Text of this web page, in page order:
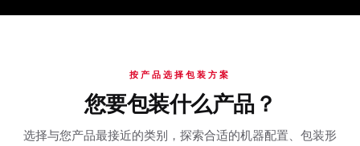
按产品选择包装方案
您要包装什么产品？
选择与您产品最接近的类别，探索合适的机器配置、包装形